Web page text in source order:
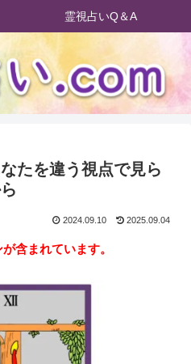
霊視占いQ＆A
たを違う視点で見ら
2024.09.10 2025.09.04
含まれています。